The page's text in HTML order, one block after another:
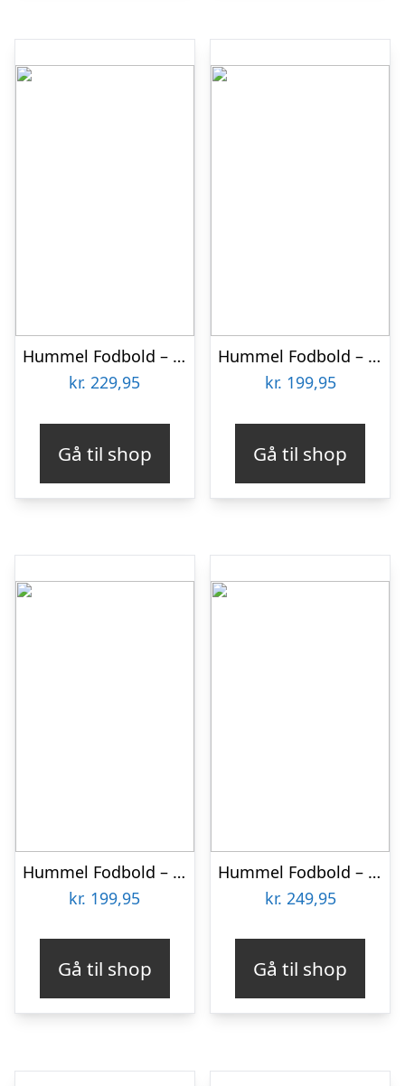
Hummel Fodbold – hmlShimmer – Black/White
kr. 229,95
Gå til shop
Hummel Fodbold – HmlInspire Club – Rød/Hvid/Rød
kr. 199,95
Gå til shop
Hummel Fodbold – HmlPrecision Training – Hvid/Blå/Gul
kr. 199,95
Gå til shop
Hummel Fodbold – HmlInspire Training – Rød/Hvid/Teal
kr. 249,95
Gå til shop